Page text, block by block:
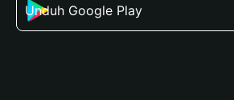
Unduh Google Play